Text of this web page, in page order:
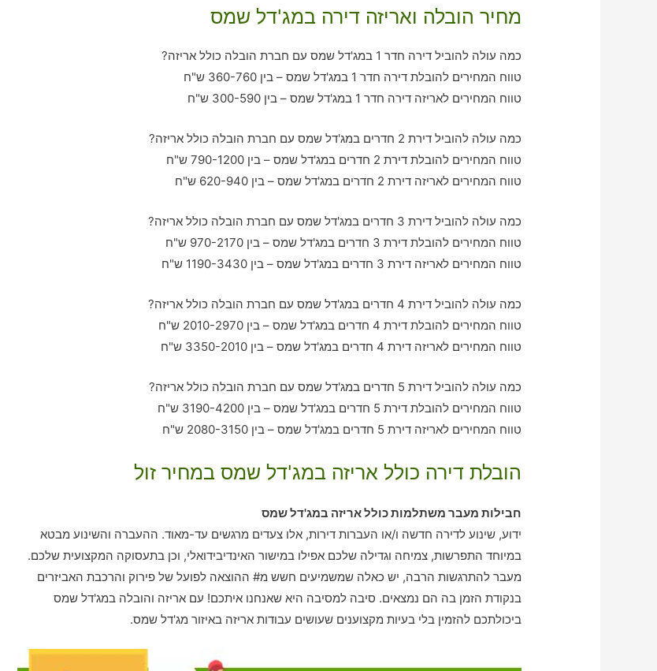
מחיר הובלה ואריזה דירה במג'דל שמס
כמה עולה להוביל דירה חדר 1 במג'דל שמס עם חברת הובלה כולל אריזה?
טווח המחירים להובלת דירה חדר 1 במג'דל שמס – בין 360-760 ש"ח
טווח המחירים לאריזה דירה חדר 1 במג'דל שמס – בין 300-590 ש"ח
כמה עולה להוביל דירת 2 חדרים במג'דל שמס עם חברת הובלה כולל אריזה?
טווח המחירים להובלת דירת 2 חדרים במג'דל שמס – בין 790-1200 ש"ח
טווח המחירים לאריזה דירת 2 חדרים במג'דל שמס – בין 620-940 ש"ח
כמה עולה להוביל דירת 3 חדרים במג'דל שמס עם חברת הובלה כולל אריזה?
טווח המחירים להובלת דירת 3 חדרים במג'דל שמס – בין 970-2170 ש"ח
טווח המחירים לאריזה דירת 3 חדרים במג'דל שמס – בין 1190-3430 ש"ח
כמה עולה להוביל דירת 4 חדרים במג'דל שמס עם חברת הובלה כולל אריזה?
טווח המחירים להובלת דירת 4 חדרים במג'דל שמס – בין 2010-2970 ש"ח
טווח המחירים לאריזה דירת 4 חדרים במג'דל שמס – בין 3350-2010 ש"ח
כמה עולה להוביל דירת 5 חדרים במג'דל שמס עם חברת הובלה כולל אריזה?
טווח המחירים להובלת דירת 5 חדרים במג'דל שמס – בין 3190-4200 ש"ח
טווח המחירים לאריזה דירת 5 חדרים במג'דל שמס – בין 2080-3150 ש"ח
הובלת דירה כולל אריזה במג'דל שמס במחיר זול
חבילות מעבר משתלמות כולל אריזה במג'דל שמס
ידוע, שינוע לדירה חדשה ו/או העברות דירות, אלו צעדים מרגשים עד-מאוד. ההעברה והשינוע מבטא
במיוחד התפרשות, צמיחה וגדילה שלכם אפילו במישור האינדיבידואלי, וכן בתעסוקה המקצועית שלכם.
מעבר להתרגשות הרבה, יש כאלה שמשמיעים חשש מ# ההוצאה לפועל של פירוק והרכבת האביזרים
בנקודת הזמן בה הם נמצאים. סיבה למסיבה היא שאנחנו איתכם! עם אריזה והובלה במג'דל שמס
ביכולתכם להזמין בלי בעיות מקצוענים שעושים עבודות אריזה באיזור מג'דל שמס.